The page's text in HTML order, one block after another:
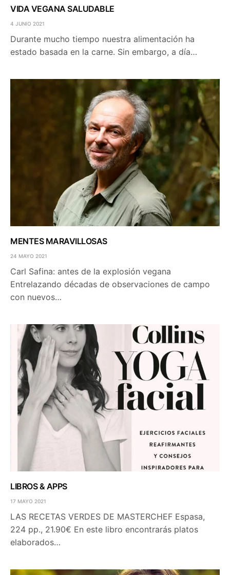
VIDA VEGANA SALUDABLE
4 JUNIO 2021
Durante mucho tiempo nuestra alimentación ha
estado basada en la carne. Sin embargo, a día…
MENTES MARAVILLOSAS
24 MAYO 2021
Carl Safina: antes de la explosión vegana
Entrelazando décadas de observaciones de campo
con nuevos…
LIBROS & APPS
17 MAYO 2021
LAS RECETAS VERDES DE MASTERCHEF Espasa,
224 pp., 21.90€ En este libro encontrarás platos
elaborados…